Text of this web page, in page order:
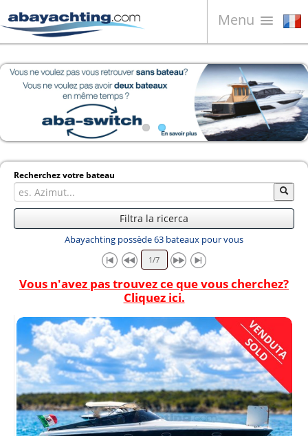
Menu
Bateaux à vendre
À propos de nous
Vendez votre bateau
News
Video
Recherchez votre bateau
Filtra la ricerca
Abayachting possède 63 bateaux pour vous
Vous n'avez pas trouvez ce que vous cherchez?
Cliquez ici.